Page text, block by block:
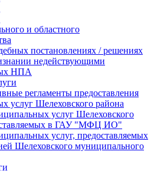
и областного
постановлениях / решениях
недействующими
НПА
регламенты предоставления
услуг Шелеховского района
услуг Шелеховского
в ГАУ "МФЦ ИО"
услуг, предоставляемых
Шелеховского муниципального